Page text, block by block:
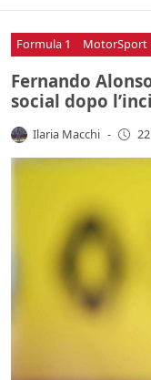
Formula 1 MotorSport
Fernando
social dopo
Ilaria Macchi -